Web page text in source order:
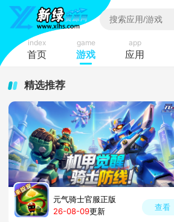
index
首页
game
游戏
app
应用
精选推荐
元气骑士官服正版
26-08-09更新 查看